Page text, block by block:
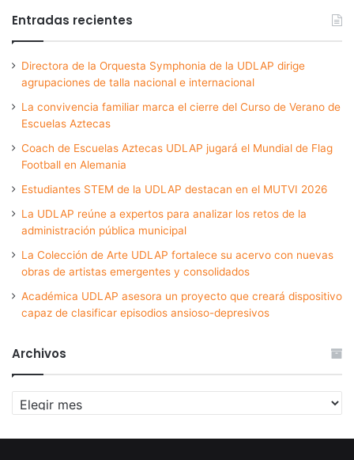
Entradas recientes
Directora de la Orquesta Symphonia de la UDLAP dirige
agrupaciones de talla nacional e internacional
La convivencia familiar marca el cierre del Curso de Verano de
Escuelas Aztecas
Coach de Escuelas Aztecas UDLAP jugará el Mundial de Flag
Football en Alemania
Estudiantes STEM de la UDLAP destacan en el MUTVI 2026
La UDLAP reúne a expertos para analizar los retos de la
administración pública municipal
La Colección de Arte UDLAP fortalece su acervo con nuevas
obras de artistas emergentes y consolidados
Académica UDLAP asesora un proyecto que creará dispositivo
capaz de clasificar episodios ansioso-depresivos
Archivos
Archivos